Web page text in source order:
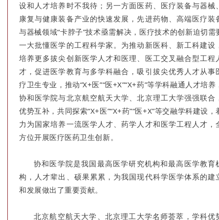
设和人才培养时不我待；另一方面医药、医疗装备与器械
康复与健康装备产业的快速发展，先进药物、高端医疗装
与器械领域“卡脖子”技术亟需解决，医疗技术的创新迫切需
一大批懂医学的工程科学家。为推动新医科、新工科建设
培养更多拔尖创新医学人才和医理、医工交叉融合型工程
才，促进医学教育与多学科融合，吸引拔尖优秀人才从事
疗卫生专业，推动“X+医”“医+X”“X+药”等学科融通人才培养
协和医学院与北京航空航天大学、北京理工大学强强联合
优势互补，共同探索“X+医”“X+药”“医+X”等交融学科建设，
力为国家培养一流医学人才、药学人才和医学工程人才，
方位开展医疗医药卫生创新。
协和医学院是我国最高医学研究机构和最高医学教育
构，人才辈出、硕果累累，为我国现代科学医学体系的建
和发展做出了重要贡献。
北京航空航天大学、北京理工大学名师荟萃，学科优